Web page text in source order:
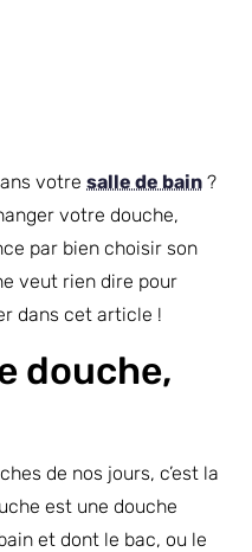
votresalle de bain ?
votre douche,
par bien choisir son
veut rien dire pour
dans cet article !
douche,
de nos jours, c’est la
est une douche
et dont le bac, ou le